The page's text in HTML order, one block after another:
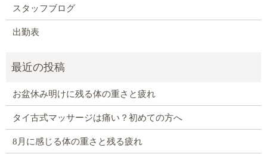
スタッフブログ
出勤表
お盆休み明けに残る体の重さと疲れ
タイ古式マッサージは痛い？初めての方へ
8月に感じる体の重さと残る疲れ